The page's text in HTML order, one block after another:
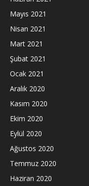
Mayıs 2021
Nisan 2021
Mart 2021
Şubat 2021
Ocak 2021
Aralık 2020
Kasım 2020
Ekim 2020
Eylül 2020
Ağustos 2020
Temmuz 2020
Haziran 2020